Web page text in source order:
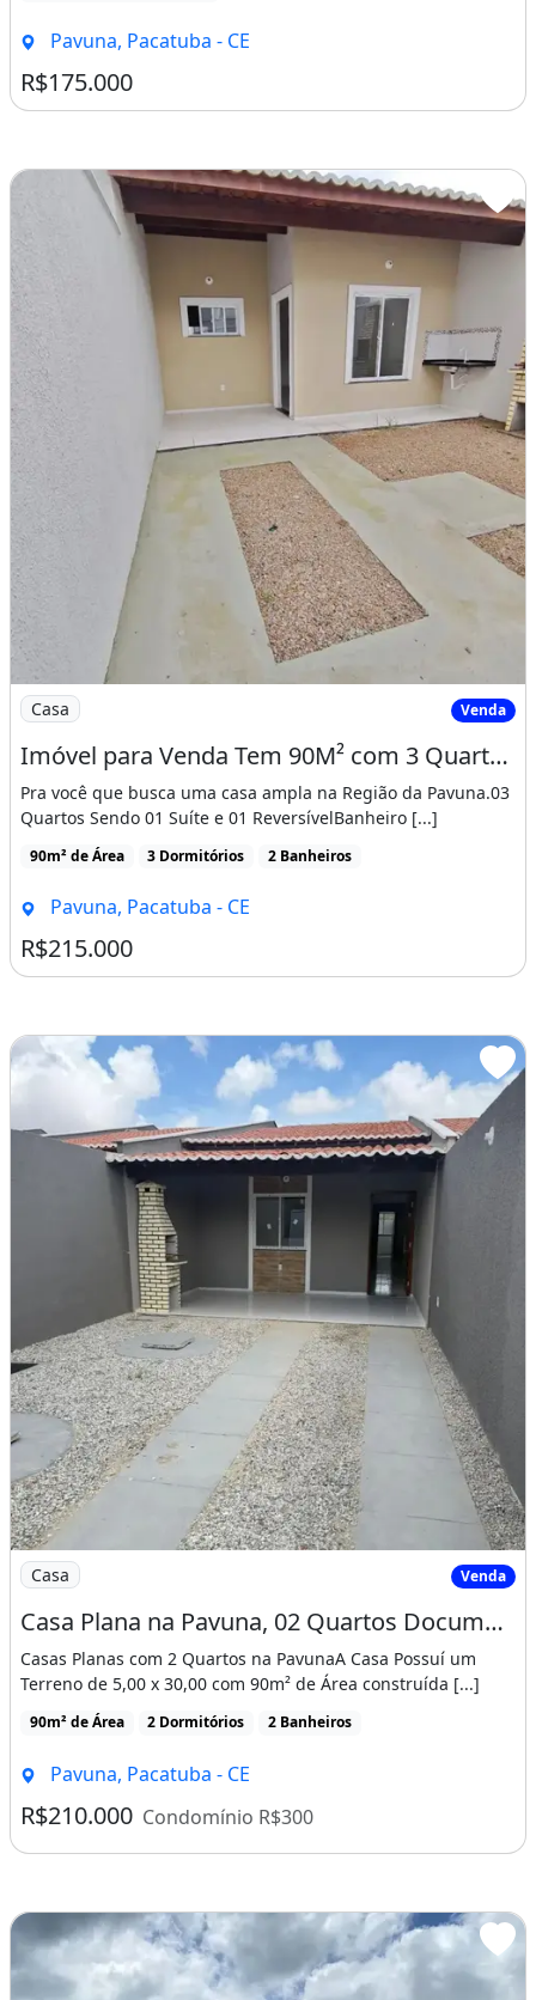
Pavuna, Pacatuba - CE
R$175.000
Imagem: Imóvel para Venda Tem 90M² com 3 Quartos
Casa Venda
Imóvel para Venda Tem 90M² com 3 Quartos em Pavuna - Pacatuba - Ce
Pra você que busca uma casa ampla na Região da Pavuna.03
Quartos Sendo 01 Suíte e 01 ReversívelBanheiro [...]
90m² de Área 3 Dormitórios 2 Banheiros
Pavuna, Pacatuba - CE
R$215.000
Imagem: Casa Plana na Pavuna, 02 Quartos
Casa Venda
Casa Plana na Pavuna, 02 Quartos Documentação Gratis! Cód. 1D158Si
Casas Planas com 2 Quartos na PavunaA Casa Possuí um
Terreno de 5,00 x 30,00 com 90m² de Área construída [...]
90m² de Área 2 Dormitórios 2 Banheiros
Pavuna, Pacatuba - CE
R$210.000 Condomínio R$300